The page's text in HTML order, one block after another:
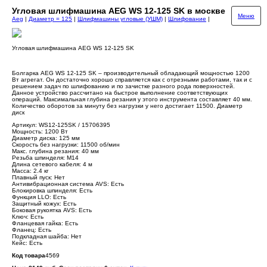
Угловая шлифмашина AEG WS 12-125 SK в москве
Меню
Aeg | Диаметр = 125 | Шлифмашины угловые (УШМ) | Шлифование |
Угловая шлифмашина AEG WS 12-125 SK
Болгарка AEG WS 12-125 SK – производительный обладающий мощностью 1200
Вт агрегат. Он достаточно хорошо справляется как с отрезными работами, так и с
решением задач по шлифованию и по зачистке разного рода поверхностей.
Данное устройство рассчитано на быстрое выполнение соответствующих
операций. Максимальная глубина резания у этого инструмента составляет 40 мм.
Количество оборотов за минуту без нагрузки у него достигает 11500. Диаметр
диск
Артикул: WS12-125SK / 15706395
Мощность: 1200 Вт
Диаметр диска: 125 мм
Скорость без нагрузки: 11500 об/мин
Макс. глубина резания: 40 мм
Резьба шпинделя: М14
Длина сетевого кабеля: 4 м
Масса: 2.4 кг
Плавный пуск: Нет
Антивибрационная система AVS: Есть
Блокировка шпинделя: Есть
Функция LLO: Есть
Защитный кожух: Есть
Боковая рукоятка AVS: Есть
Ключ: Есть
Фланцевая гайка: Есть
Фланец: Есть
Подкладная шайба: Нет
Кейс: Есть
Код товара4569